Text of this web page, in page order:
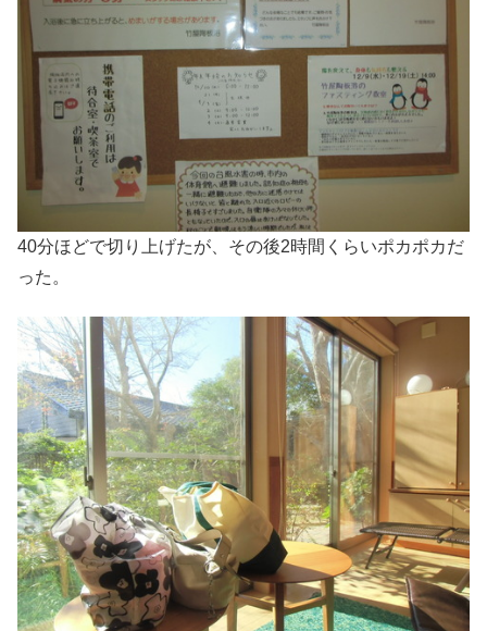
40分ほどで切り上げたが、その後2時間くらいポカポカだ
った。